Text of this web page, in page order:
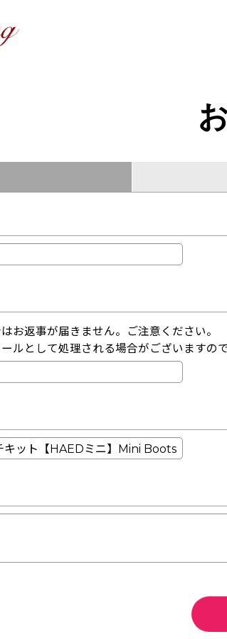
お返事が届きません。ご注意ください。
ルとして処理される場合がございますの